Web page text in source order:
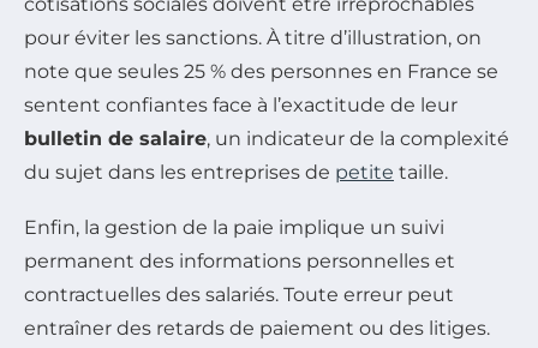
pour éviter les sanctions. À titre d’illustration, on
note que seules 25 % des personnes en France se
sentent confiantes face à l’exactitude de leur
bulletin de salaire, un indicateur de la complexité
du sujet dans les entreprises de petite taille.
Enfin, la gestion de la paie implique un suivi
permanent des informations personnelles et
contractuelles des salariés. Toute erreur peut
entraîner des retards de paiement ou des litiges.